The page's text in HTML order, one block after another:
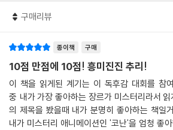
구매리뷰
종이책 구매
10점 만점에 10점! 흥미진진 추리!
이 책을 읽게된 계기는 이 독후감 대회를 참
중 내가 가장 좋아하는 장르가 미스터리라서
의 제목을 봤을때 내가 분명히 좋아하는 책일
내가 미스터리 애니메이션인 '코난'을 엄청 좋